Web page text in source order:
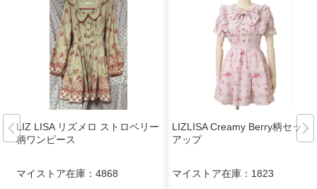
LIZ LISA リズメロ ストロベリー
柄ワンピース
マイストア在庫： 4868
LIZLISA Creamy Berry柄セット
アップ
マイストア在庫： 1823